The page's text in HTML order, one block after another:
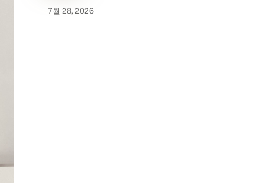
7월 28, 2026